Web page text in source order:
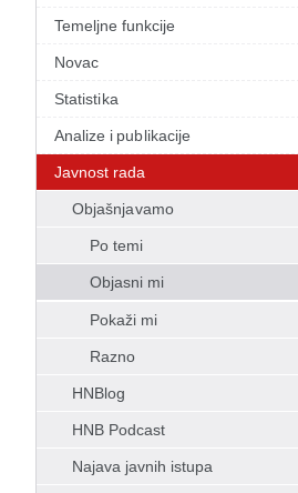
Temeljne funkcije
Novac
Statistika
Analize i publikacije
Javnost rada
Objašnjavamo
Po temi
Objasni mi
Pokaži mi
Razno
HNBlog
HNB Podcast
Najava javnih istupa